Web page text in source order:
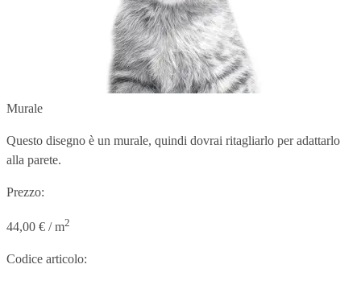
Murale
Questo disegno è un murale, quindi dovrai ritagliarlo per adattarlo
alla parete.
Prezzo:
44,00 € / m2
Codice articolo: